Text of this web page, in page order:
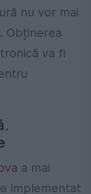
nu vor mai
Obținerea
va fi
a mai
implementat